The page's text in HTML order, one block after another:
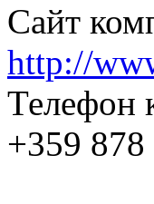
Сайт
http://
Телефон
+359